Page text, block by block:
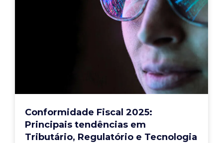
Conformidade Fiscal 2025:
Principais tendências em
Tributário, Regulatório e Tecnologia